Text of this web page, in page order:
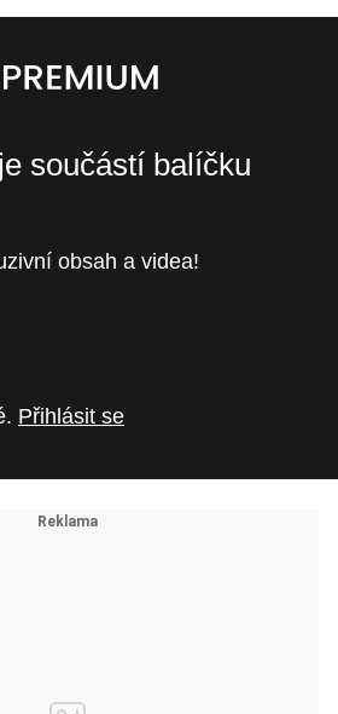
součástí balíčku
obsah a videa!
Přihlásit se